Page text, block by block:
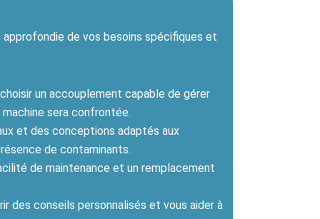
de vos besoins spécifiques et
un accouplement capable de gérer
sera confrontée.
et des conceptions adaptés aux
de contaminants.
de maintenance et un remplacement
des conseils personnalisés et vous aider à